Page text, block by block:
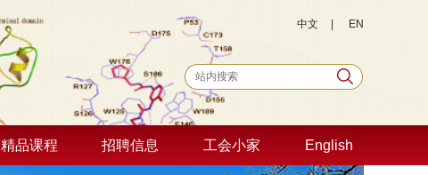
中文 EN
精品课程 招聘信息 工会小家 English